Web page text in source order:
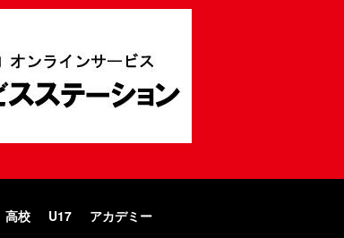
高校 U17 アカデミー